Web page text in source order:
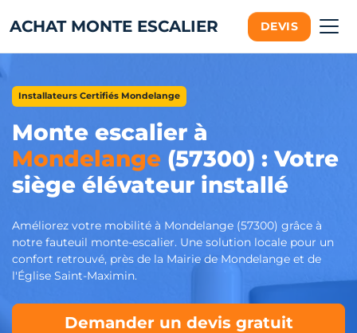
ACHAT MONTE ESCALIER DEVIS
Installateurs Certifiés Mondelange
Monte escalier à
Mondelange (57300) : Votre
siège élévateur installé
Améliorez votre mobilité à Mondelange (57300) grâce à
notre fauteuil monte-escalier. Une solution locale pour un
confort retrouvé, près de la Mairie de Mondelange et de
l'Église Saint-Maximin.
Demander un devis gratuit